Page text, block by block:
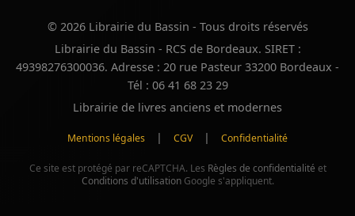
© 2026 Librairie du Bassin - Tous droits réservés
Librairie du Bassin - RCS de Bordeaux. SIRET :
49398276300036. Adresse : 20 rue Pasteur 33200 Bordeaux -
Tél : 06 41 68 23 29
Librairie de livres anciens et modernes
Mentions légales | CGV | Confidentialité
Ce site est protégé par reCAPTCHA. Les Règles de confidentialité et
Conditions d'utilisationGoogle s'appliquent.